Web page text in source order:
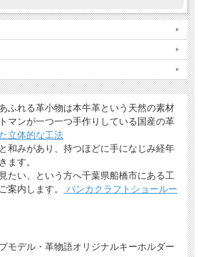
ふれる革小物は本牛革という天然の素材
マンが一つ一つ手作りしている国産の革
立体的な工法
和みがあり、持つほどに手になじみ経年
ます。
たい、という方へ千葉県船橋市にある工
案内します。
バンカクラフトショールー
モデル・革物語オリジナルキーホルダー